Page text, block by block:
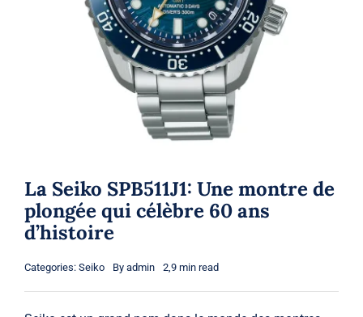
La Seiko SPB511J1: Une montre de
plongée qui célèbre 60 ans
d’histoire
Categories: Seiko By admin 2,9 min read